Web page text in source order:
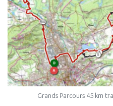
Grands Parcours 45 km